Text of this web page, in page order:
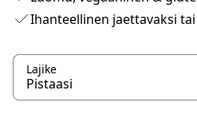
Ihanteellinen jaettavaksi
Lajike